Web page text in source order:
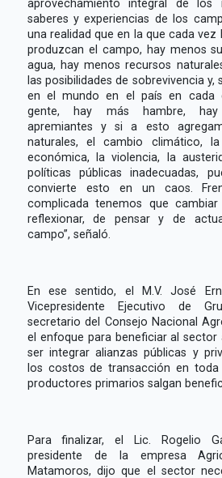
aprovechamiento integral de los
saberes y experiencias de los
una realidad que en la que cada vez
produzcan el campo, hay menos
agua, hay menos recursos
las posibilidades de sobrevivencia y,
en el mundo en el país en cada
gente, hay más hambre, hay
apremiantes y si a esto
naturales, el cambio climático,
económica, la violencia, la
políticas públicas inadecuadas,
convierte esto en un caos.
complicada tenemos que
reflexionar, de pensar y de
campo”, señaló.
En ese sentido, el M.V. José
Vicepresidente Ejecutivo de
secretario del Consejo Nacional
el enfoque para beneficiar al sector
ser integrar alianzas públicas y
los costos de transacción en
productores primarios salgan
Para finalizar, el Lic. Rogelio
presidente de la empresa
Matamoros, dijo que el sector